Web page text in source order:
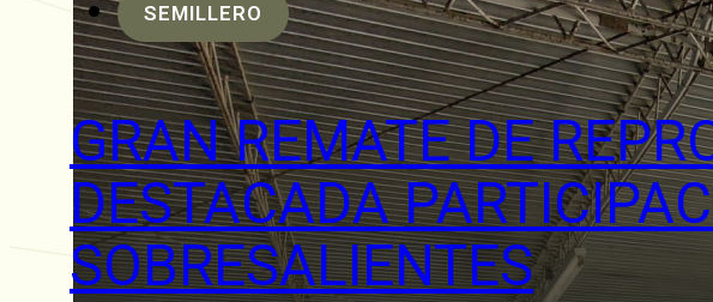
SEMILLERO
GRAN REMATE DE
DESTACADA
SOBRESALIENTES